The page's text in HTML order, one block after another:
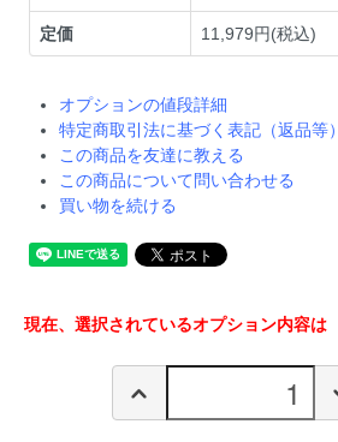
定価 11,979円(税込)
オプションの値段詳細
特定商取引法に基づく表記（返品等）
この商品を友達に教える
この商品について問い合わせる
買い物を続ける
現在、選択されているオプション内容は